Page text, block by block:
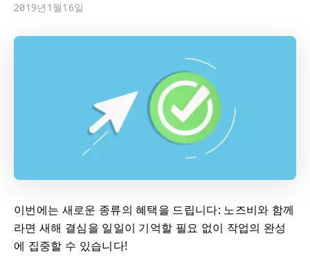
2019년1월16일
이번에는 새로운 종류의 혜택을 드립니다: 노즈비와 함께
라면 새해 결심을 일일이 기억할 필요 없이 작업의 완성
에 집중할 수 있습니다!